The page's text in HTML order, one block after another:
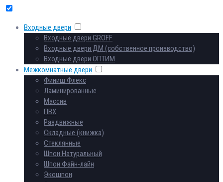
Входные двери
Входные двери GROFF
Входные двери ДМ (собственное производство)
Входные двери ОПТИМ
Межкомнатные двери
Финиш Флекс
Ламинированные
Массив
ПВХ
Раздвижные
Складные (книжка)
Стеклянные
Шпон Натуральный
Шпон Файн-лайн
Экошпон